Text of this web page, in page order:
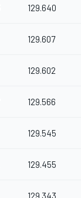
129.640
129.607
129.602
129.566
129.545
129.455
129.343